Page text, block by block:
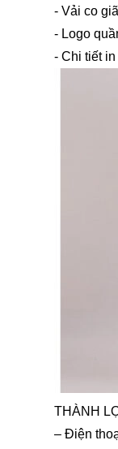
- Vải co
- Logo
- Chi tiết
THÀNH
– Điện